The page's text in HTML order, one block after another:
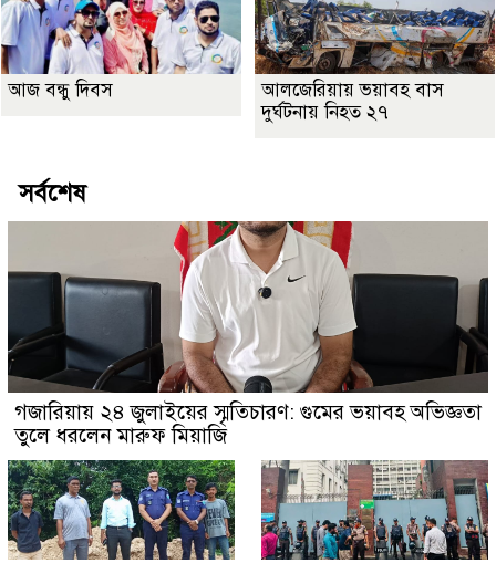
আজ বন্ধু দিবস
আলজেরিয়ায় ভয়াবহ বাস
দুর্ঘটনায় নিহত ২৭
সর্বশেষ
গজারিয়ায় ২৪ জুলাইয়ের স্মৃতিচারণ: গুমের ভয়াবহ অভিজ্ঞতা
তুলে ধরলেন মারুফ মিয়াজি